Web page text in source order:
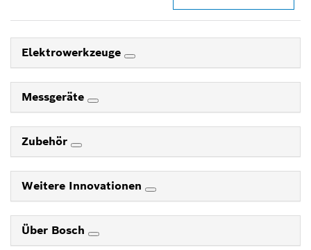
Elektrowerkzeuge
Messgeräte
Zubehör
Weitere Innovationen
Über Bosch